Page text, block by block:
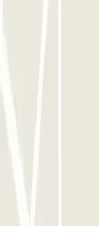
Zenpark: